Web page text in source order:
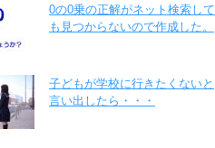
0の0乗の正解がネット検索して
も見つからないので作成した。
子どもが学校に行きたくないと
言い出したら・・・